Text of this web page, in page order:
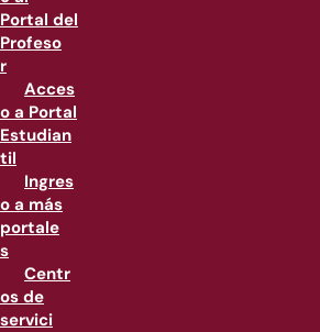
Portal del
Profeso
r
Acces
o a Portal
Estudian
til
Ingres
o a más
portale
s
Centr
os de
servici